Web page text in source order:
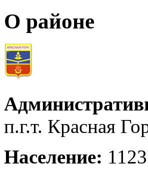
О районе
п.г.т. Красная
Население: